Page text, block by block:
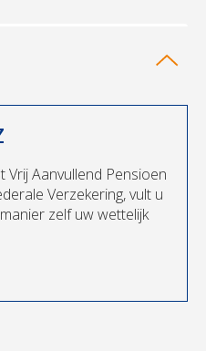
Vrij Aanvullend Pensioen
Verzekering, vult u
zelf uw wettelijk